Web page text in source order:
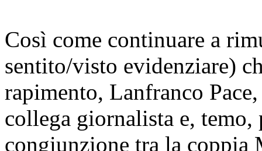
Così come continuare a
sentito/visto evidenziare)
rapimento, Lanfranco
collega giornalista e,
congiunzione tra la coppia